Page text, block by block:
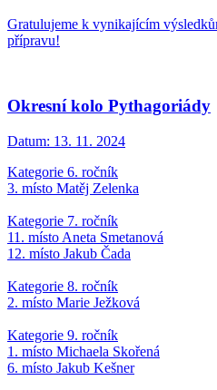
Gratulujeme k vynikajícím
přípravu!
Okresní kolo Pythagoriády
Datum: 13. 11. 2024
Kategorie 6. ročník
3. místo Matěj Zelenka
Kategorie 7. ročník
11. místo Aneta Smetanová
12. místo Jakub Čada
Kategorie 8. ročník
2. místo Marie Ježková
Kategorie 9. ročník
1. místo Michaela Skořená
6. místo Jakub Kešner